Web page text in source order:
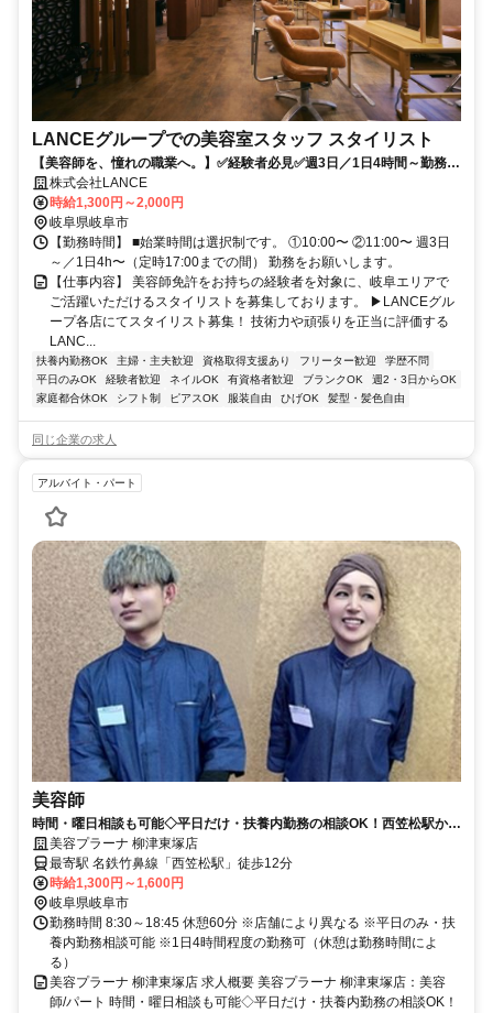
LANCEグループでの美容室スタッフ スタイリスト
【美容師を、憧れの職業へ。】✅️経験者必見✅週3日／1日4時間～勤務
OK✅店販ノルマなし✅会員獲得評価制度あり
株式会社LANCE
時給1,300円～2,000円
岐阜県岐阜市
【勤務時間】 ■始業時間は選択制です。 ①10:00〜 ②11:00〜 週3日
～／1日4h〜（定時17:00までの間） 勤務をお願いします。
【仕事内容】 美容師免許をお持ちの経験者を対象に、岐阜エリアで
ご活躍いただけるスタイリストを募集しております。 ▶LANCEグル
ープ各店にてスタイリスト募集！ 技術力や頑張りを正当に評価する
LANC...
扶養内勤務OK 主婦・主夫歓迎 資格取得支援あり フリーター歓迎
学歴不問
平日のみOK
経験者歓迎 ネイルOK 有資格者歓迎 ブランクOK
週2・3日からOK
家庭都合休OK
シフト制 ピアスOK 服装自由 ひげOK 髪型・髪色自由
同じ企業の求人
アルバイト・パート
美容師
時間・曜日相談も可能◇平日だけ・扶養内勤務の相談OK！西笠松駅から
通勤可能◎小さなお子様がいる方へのサポートあり♪【岐阜市、西笠松
駅、美容室、美容師、パート】
美容プラーナ 柳津東塚店
最寄駅 名鉄竹鼻線「西笠松駅」徒歩12分
時給1,300円～1,600円
岐阜県岐阜市
勤務時間 8:30～18:45 休憩60分 ※店舗により異なる ※平日のみ・扶
養内勤務相談可能 ※1日4時間程度の勤務可（休憩は勤務時間によ
る）
美容プラーナ 柳津東塚店 求人概要 美容プラーナ 柳津東塚店：美容
師/パート 時間・曜日相談も可能◇平日だけ・扶養内勤務の相談OK！